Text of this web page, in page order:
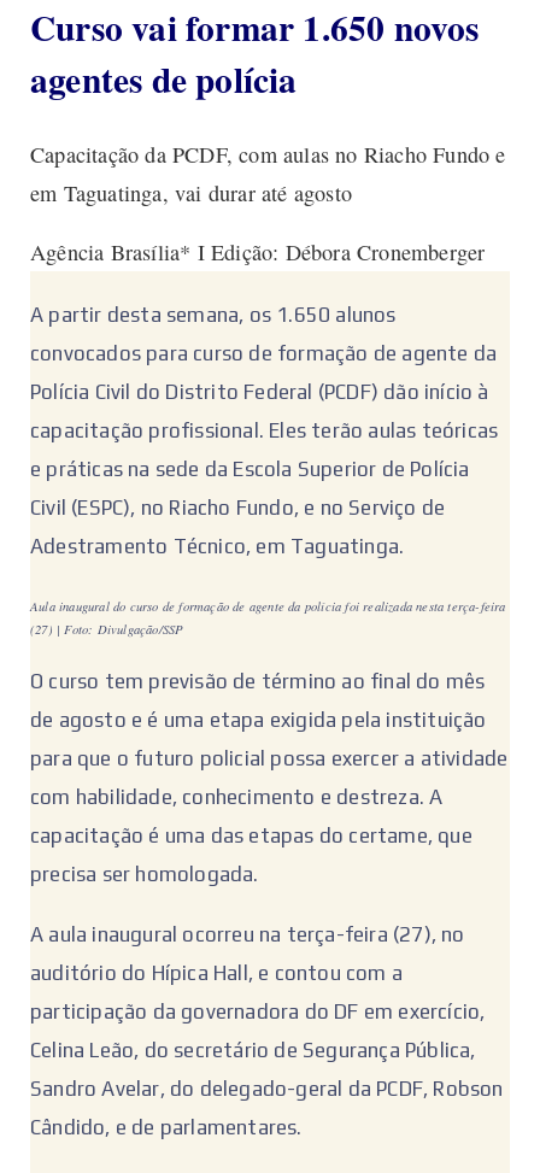
Curso vai formar 1.650 novos
agentes de polícia
Capacitação da PCDF, com aulas no Riacho Fundo e
em Taguatinga, vai durar até agosto
Agência Brasília* I Edição: Débora Cronemberger
A partir desta semana, os 1.650 alunos
convocados para curso de formação de agente da
Polícia Civil do Distrito Federal (PCDF) dão início à
capacitação profissional. Eles terão aulas teóricas
e práticas na sede da Escola Superior de Polícia
Civil (ESPC), no Riacho Fundo, e no Serviço de
Adestramento Técnico, em Taguatinga.
Aula inaugural do curso de formação de agente da polícia foi realizada nesta terça-feira
(27) | Foto: Divulgação/SSP
O curso tem previsão de término ao final do mês
de agosto e é uma etapa exigida pela instituição
para que o futuro policial possa exercer a atividade
com habilidade, conhecimento e destreza. A
capacitação é uma das etapas do certame, que
precisa ser homologada.
A aula inaugural ocorreu na terça-feira (27), no
auditório do Hípica Hall, e contou com a
participação da governadora do DF em exercício,
Celina Leão, do secretário de Segurança Pública,
Sandro Avelar, do delegado-geral da PCDF, Robson
Cândido, e de parlamentares.